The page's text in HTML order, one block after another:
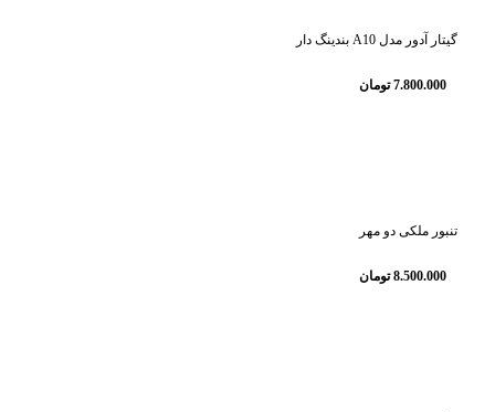
گیتار آدور مدل A10 بندینگ دار
7.800.000 تومان
تنبور ملکی دو مهر
8.500.000 تومان